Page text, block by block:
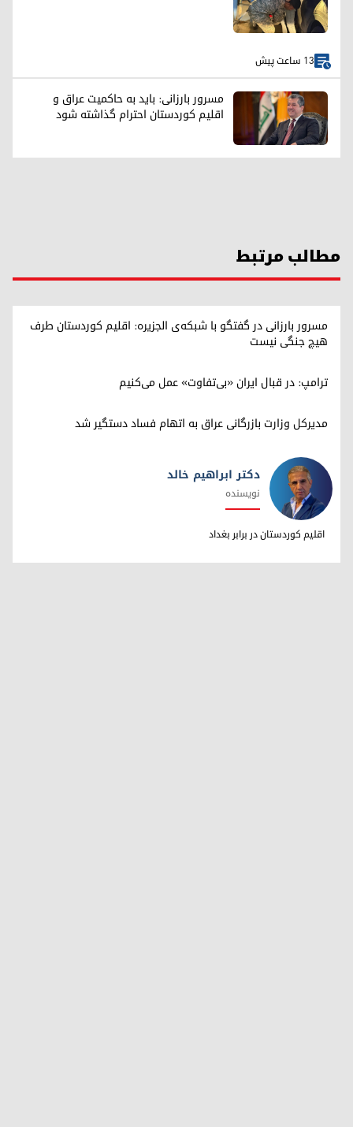
13 ساعت پیش
مسرور بارزانی: باید به حاکمیت عراق و
اقلیم کوردستان احترام گذاشته شود
مطالب مرتبط
مسرور بارزانی در گفتگو با شبکه‌ی الجزیره: اقلیم کوردستان طرف
هیچ جنگی نیست
ترامپ: در قبال ایران «بی‌تفاوت» عمل می‌کنیم
مدیرکل وزارت بازرگانی عراق به اتهام فساد دستگیر شد
دکتر ابراهیم خالد
دکتر ابراهیم خالد
نویسنده
اقلیم کوردستان در برابر بغداد